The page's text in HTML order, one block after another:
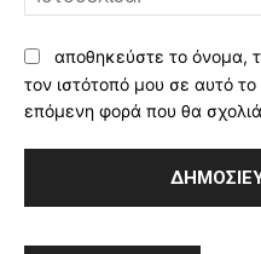
αποθηκεύστε το όνομα,
τον ιστότοπό μου σε αυτό
επόμενη φορά που θα